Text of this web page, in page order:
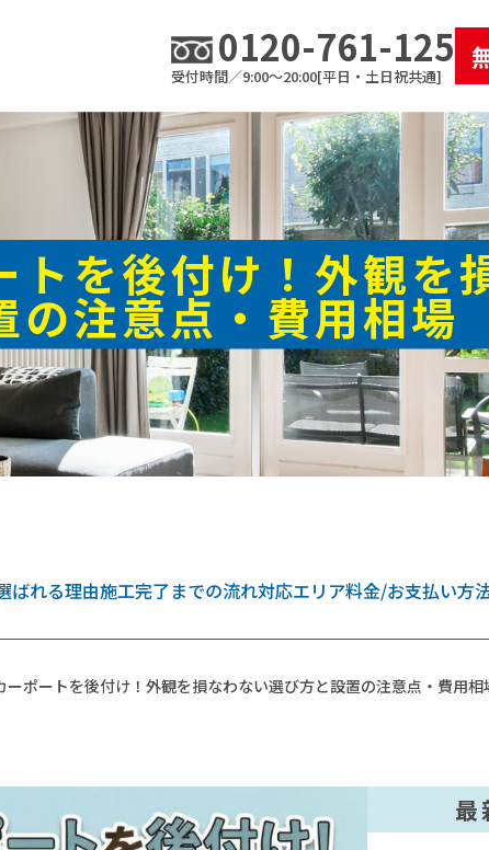
0120-761-125
受付時間／9:00～20:00[平日・土日祝共通]
トを後付け！外観を
の注意点・費用相場
ばれる理由施工完了までの流れ対応エリア料金/お支払い方
ーポートを後付け！外観を損なわない選び方と設置の注意点・費用相
最